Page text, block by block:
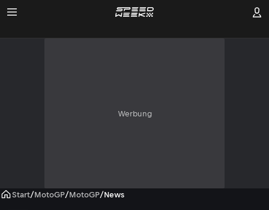
Werbung
Start/MotoGP/MotoGP/News